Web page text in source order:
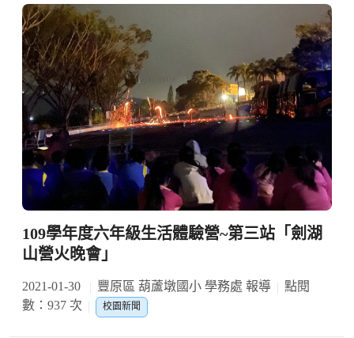
109學年度六年級生活體驗營~第三站「劍湖
山營火晚會」
2021-01-30 豐原區 葫蘆墩國小 學務處 報導
點閱
數：937 次
校園新聞